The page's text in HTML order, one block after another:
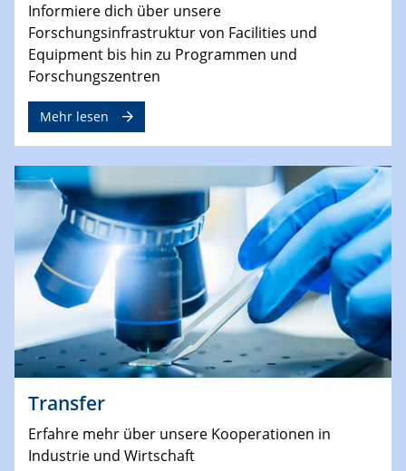
Informiere dich über unsere
Forschungsinfrastruktur von Facilities und
Equipment bis hin zu Programmen und
Forschungszentren
Mehr lesen
Transfer
Erfahre mehr über unsere Kooperationen in
Industrie und Wirtschaft